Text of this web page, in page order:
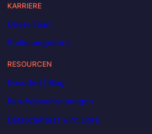
KARRIERE
Unser Team
Stellenangebote
RESOURCEN
Decoded | Blog
Berufsbeschreibungen
DataScientest wird Liora